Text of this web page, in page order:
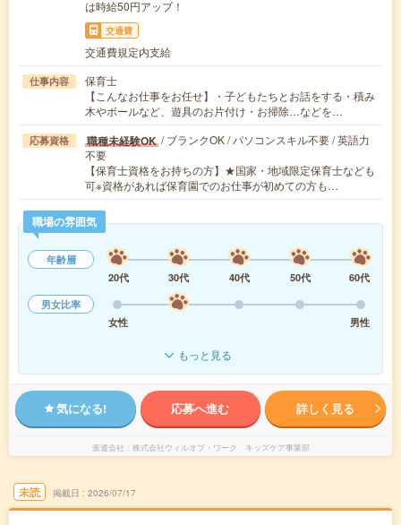
は時給50円アップ！
交通費
交通費規定内支給
仕事内容
保育士
【こんなお仕事をお任せ】・子どもたちとお話をする・積み
木やボールなど、遊具のお片付け・お掃除…などを…
応募資格 職種未経験OK / ブランクOK / パソコンスキル不要 / 英語力
不要
【保育士資格をお持ちの方】★国家・地域限定保育士なども
可※資格があれば保育園でのお仕事が初めての方も…
職場の雰囲気
年齢層
20代
30代 40代 50代
60代
男女比率
女性
男性
もっと見る
気になる! 応募へ進む 詳しく見る
派遣会社 株式会社ウィルオブ・ワーク キッズケア事業部
未読 掲載日 2026/07/17